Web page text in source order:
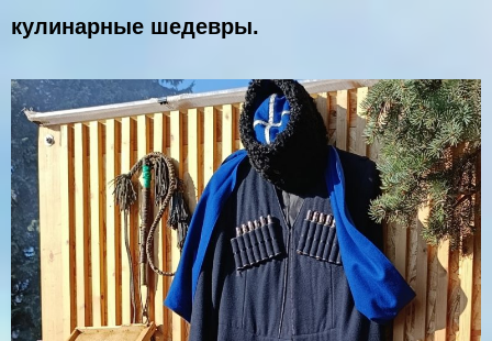
кулинарные шедевры.